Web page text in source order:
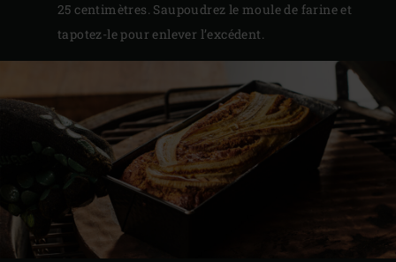
25 centimètres. Saupoudrez le moule de farine et
tapotez-le pour enlever l’excédent.